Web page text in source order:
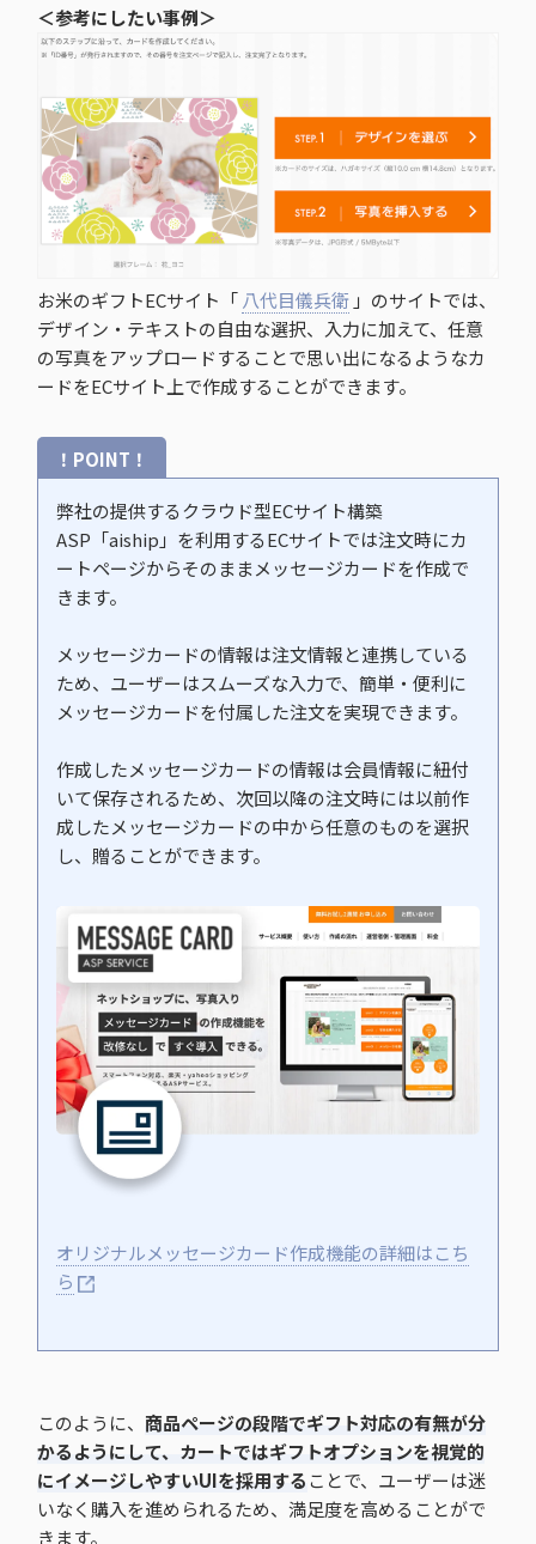
＜参考にしたい事例＞
お米のギフトECサイト「 八代目儀兵衛 」のサイトでは、
デザイン・テキストの自由な選択、入力に加えて、任意
の写真をアップロードすることで思い出になるようなカ
ードをECサイト上で作成することができます。
！POINT！
弊社の提供するクラウド型ECサイト構築
ASP「aiship」を利用するECサイトでは注文時にカ
ートページからそのままメッセージカードを作成で
きます。
メッセージカードの情報は注文情報と連携している
ため、ユーザーはスムーズな入力で、簡単・便利に
メッセージカードを付属した注文を実現できます。
作成したメッセージカードの情報は会員情報に紐付
いて保存されるため、次回以降の注文時には以前作
成したメッセージカードの中から任意のものを選択
し、贈ることができます。
オリジナルメッセージカード作成機能の詳細はこち
ら
このように、 商品ページの段階でギフト対応の有無が分
かるようにして、カートではギフトオプションを視覚的
にイメージしやすいUIを採用することで、ユーザーは迷
いなく購入を進められるため、満足度を高めることがで
きます。